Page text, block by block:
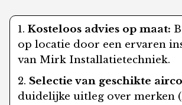
Kosteloos advies op maat:
op locatie door een ervaren
van Mirk Installatietechniek.
Selectie van geschikte
duidelijke uitleg over merken